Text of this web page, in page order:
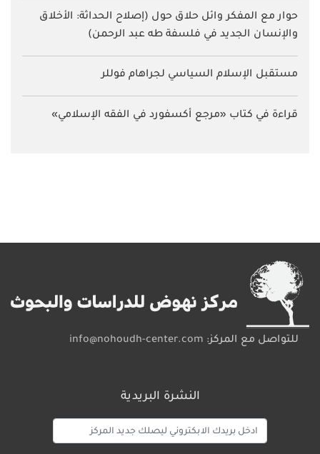
حوار مع المفكر وائل حلاق حول (إصلاح الحداثة: الأخلاق
والإنسان الجديد في فلسفة طه عبد الرحمن)
مستقبل الإسلام السياسي لجراهام فوللر
قراءة في كتاب «مرجع أكسفورد في الفقه الإسلامي»
للتواصل مع المركز: info@nohoudh-center.com
النشرة البريدية